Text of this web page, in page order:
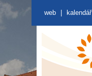
web kalendář